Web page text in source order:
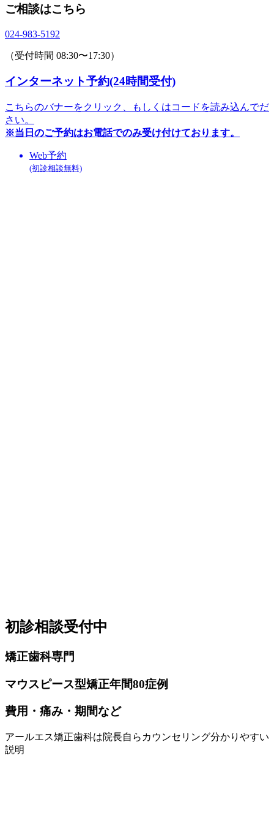
ご相談はこちら
024-983-5192
（受付時間 08:30〜17:30）
インターネット予約(24時間受付)
こちらのバナーをクリック、
もしくはコードを読み込んでだ
さい。
※当日のご予約はお電話でのみ受け付けております。
Web予約
(初診相談無料)
初診相談受付中
矯正歯科専門
マウスピース型矯正年間80症例
費用・痛み・ 期間など
アールエス矯正歯科は院長自らカウンセリング分かりやすい
説明